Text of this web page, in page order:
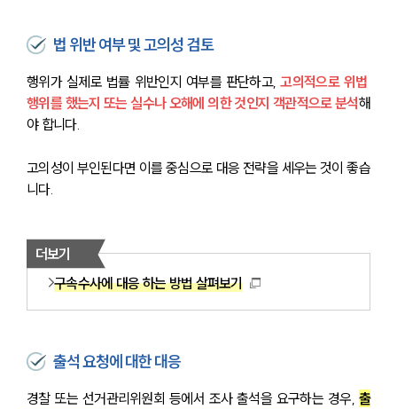
법 위반 여부 및 고의성 검토
행위가 실제로 법률 위반인지 여부를 판단하고, 고의적으로 위법
행위를 했는지 또는 실수나 오해에 의한 것인지 객관적으로 분석해
야 합니다.
고의성이 부인된다면 이를 중심으로 대응 전략을 세우는 것이 좋습
니다.
더보기
구속수사에 대응 하는 방법 살펴보기
출석 요청에 대한 대응
경찰 또는 선거관리위원회 등에서 조사 출석을 요구하는 경우, 출